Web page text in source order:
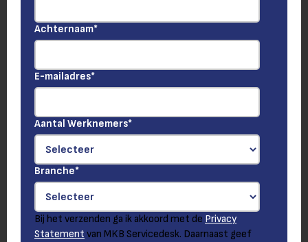
Achternaam*
E-mailadres*
Aantal Werknemers*
Branche*
Bij het verzenden ga ik akkoord met de Privacy
Statement van MKB Servicedesk. Daarnaast geef